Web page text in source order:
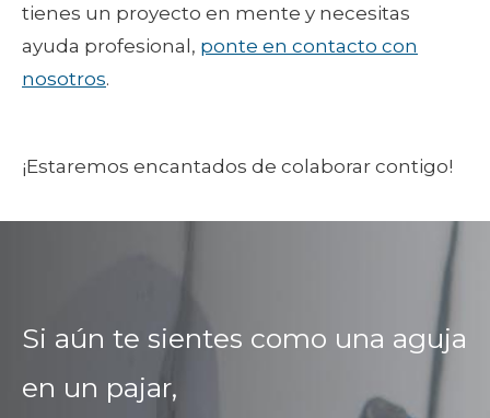
tienes un proyecto en mente y necesitas
ayuda profesional, ponte en contacto con
nosotros.
¡Estaremos encantados de colaborar contigo!
Si aún te sientes como una aguja
en un pajar,